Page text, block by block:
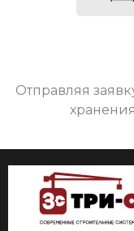
Отправляя
хранения